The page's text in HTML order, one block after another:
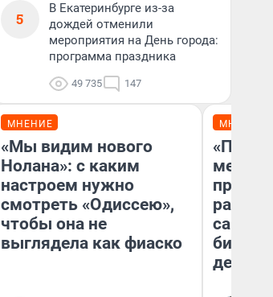
5
В Екатеринбурге из-за
дождей отменили
мероприятия на День города:
программа праздника
49 735 147
МНЕНИЕ
«Мы видим нового
Нолана»: с каким
настроем нужно
смотреть «Одиссею»,
чтобы она не
выглядела как фиаско
МНЕНИЕ
самом